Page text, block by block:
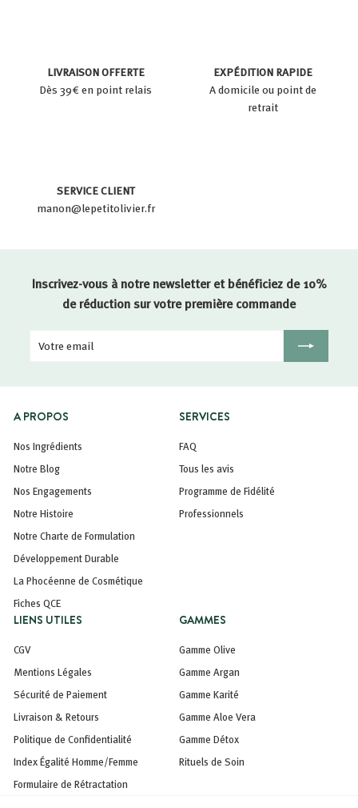
LIVRAISON OFFERTE
Dès 39€ en point relais
EXPÉDITION RAPIDE
A domicile ou point de
retrait
SERVICE CLIENT
manon@lepetitolivier.fr
Inscrivez-vous à notre newsletter et bénéficiez de 10%
de réduction sur votre première commande
Votre
Inscription
A PROPOS
Nos Ingrédients
Notre Blog
Nos Engagements
Notre Histoire
Notre Charte de Formulation
Développement Durable
La Phocéenne de Cosmétique
Fiches QCE
SERVICES
FAQ
Tous les avis
Programme de Fidélité
Professionnels
LIENS UTILES
CGV
Mentions Légales
Sécurité de Paiement
Livraison & Retours
Politique de Confidentialité
Index Égalité Homme/Femme
Formulaire de Rétractation
GAMMES
Gamme Olive
Gamme Argan
Gamme Karité
Gamme Aloe Vera
Gamme Détox
Rituels de Soin